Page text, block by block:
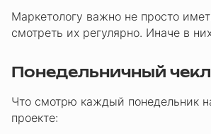
Маркетологу важно не просто
смотреть их регулярно. Иначе в
Понедельничный
Что смотрю каждый понедельник
проекте: